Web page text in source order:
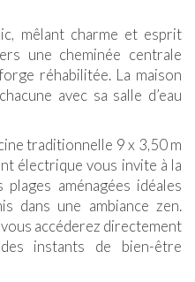
mêlant charme et esprit
une cheminée centrale
réhabilitée. La maison
avec sa salle d’eau
traditionnelle 9 x 3,50 m
électrique vous invite à la
aménagées idéales
dans une ambiance zen.
accéderez directement
instants de bien-être